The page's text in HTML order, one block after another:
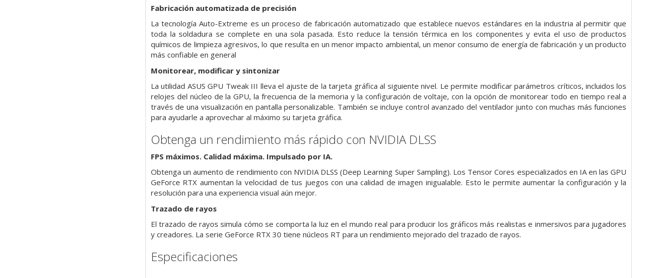
Fabricación automatizada de precisión
La tecnología Auto-Extreme es un proceso de fabricación automatizado que establece nuevos estándares en la industria al permitir que
toda la soldadura se complete en una sola pasada. Esto reduce la tensión térmica en los componentes y evita el uso de productos
químicos de limpieza agresivos, lo que resulta en un menor impacto ambiental, un menor consumo de energía de fabricación y un producto
más confiable en general
Monitorear, modificar y sintonizar
La utilidad ASUS GPU Tweak III lleva el ajuste de la tarjeta gráfica al siguiente nivel. Le permite modificar parámetros críticos, incluidos los
relojes del núcleo de la GPU, la frecuencia de la memoria y la configuración de voltaje, con la opción de monitorear todo en tiempo real a
través de una visualización en pantalla personalizable. También se incluye control avanzado del ventilador junto con muchas más funciones
para ayudarle a aprovechar al máximo su tarjeta gráfica.
Obtenga un rendimiento más rápido con NVIDIA DLSS
FPS máximos. Calidad máxima. Impulsado por IA.
Obtenga un aumento de rendimiento con NVIDIA DLSS (Deep Learning Super Sampling). Los Tensor Cores especializados en IA en las GPU
GeForce RTX aumentan la velocidad de tus juegos con una calidad de imagen inigualable. Esto le permite aumentar la configuración y la
resolución para una experiencia visual aún mejor.
Trazado de rayos
El trazado de rayos simula cómo se comporta la luz en el mundo real para producir los gráficos más realistas e inmersivos para jugadores
y creadores. La serie GeForce RTX 30 tiene núcleos RT para un rendimiento mejorado del trazado de rayos.
Especificaciones